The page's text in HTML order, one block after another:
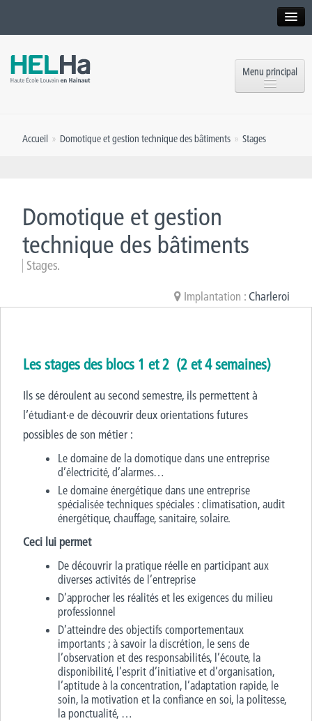
Formation continue et Recherche
Presse
Menu principal
Implantations
OEH
Rencontrez-nous
Inscriptions
Accueil » Domotique et gestion technique des bâtiments » Stages
Domotique et gestion
technique des bâtiments
Stages.
Implantation :Charleroi
Les stages des blocs 1 et 2 (2 et 4 semaines)
Ils se déroulent au second semestre, ils permettent à
l’étudiant·e de découvrir deux orientations futures
possibles de son métier :
Le domaine de la domotique dans une entreprise
d’électricité, d’alarmes…
Le domaine énergétique dans une entreprise
spécialisée techniques spéciales : climatisation, audit
énergétique, chauffage, sanitaire, solaire.
Ceci lui permet
De découvrir la pratique réelle en participant aux
diverses activités de l’entreprise
D’approcher les réalités et les exigences du milieu
professionnel
D’atteindre des objectifs comportementaux
importants ; à savoir la discrétion, le sens de
l’observation et des responsabilités, l’écoute, la
disponibilité, l’esprit d’initiative et d’organisation,
l’aptitude à la concentration, l’adaptation rapide, le
soin, la motivation et la confiance en soi, la politesse,
la ponctualité, …